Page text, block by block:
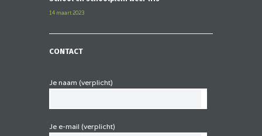
14 maart 2023
CONTACT
Je naam (verplicht)
Je e-mail (verplicht)